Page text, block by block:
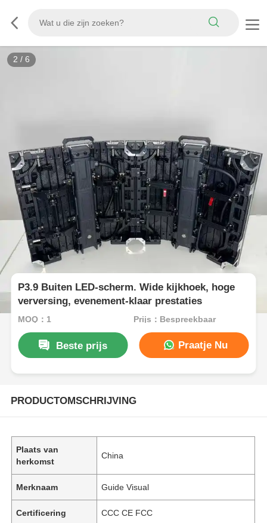
2 / 6
P3.9 Buiten LED-scherm. Wide kijkhoek, hoge
verversing, evenement-klaar prestaties
MOQ：1 Prijs：Bespreekbaar
Beste prijs Praatje Nu
PRODUCTOMSCHRIJVING
Plaats van
herkomst
China
Merknaam Guide Visual
Certificering CCC CE FCC